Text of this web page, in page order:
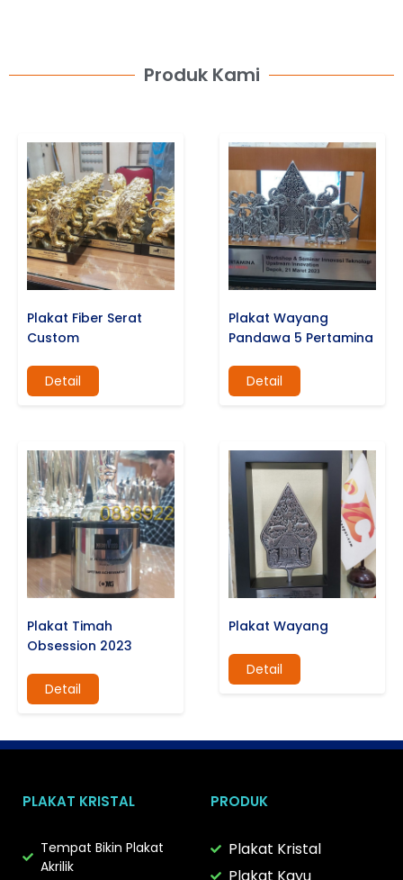
Produk Kami
Plakat Fiber Serat
Custom
Detail
Plakat Wayang
Pandawa 5 Pertamina
Detail
Plakat Timah
Obsession 2023
Detail
Plakat Wayang
Detail
PLAKAT KRISTAL
Tempat Bikin Plakat
Akrilik
PRODUK
Plakat Kristal